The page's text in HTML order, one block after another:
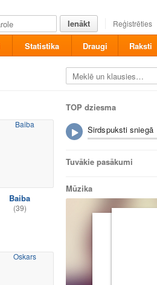
Ienākt Reģistrēties
Statistika Draugi Raksti
Baiba
(39)
TOP dziesma
Sirdspuksti sniegā
Tuvākie pasākumi
Mūzika